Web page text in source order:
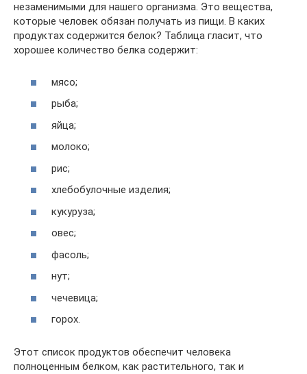
незаменимыми для нашего организма. Это вещества,
которые человек обязан получать из пищи. В каких
продуктах содержится белок? Таблица гласит, что
хорошее количество белка содержит:
мясо;
рыба;
яйца;
молоко;
рис;
хлебобулочные изделия;
кукуруза;
овес;
фасоль;
нут;
чечевица;
горох.
Этот список продуктов обеспечит человека
полноценным белком, как растительного, так и